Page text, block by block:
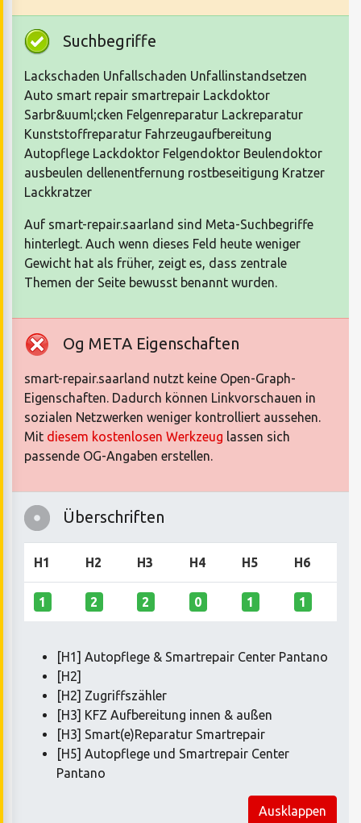
Suchbegriffe
Lackschaden Unfallschaden Unfallinstandsetzen
Auto smart repair smartrepair Lackdoktor
Sarbr&uuml;cken Felgenreparatur Lackreparatur
Kunststoffreparatur Fahrzeugaufbereitung
Autopflege Lackdoktor Felgendoktor Beulendoktor
ausbeulen dellenentfernung rostbeseitigung Kratzer
Lackkratzer
Auf smart-repair.saarland sind Meta-Suchbegriffe
hinterlegt. Auch wenn dieses Feld heute weniger
Gewicht hat als früher, zeigt es, dass zentrale
Themen der Seite bewusst benannt wurden.
Og META Eigenschaften
smart-repair.saarland nutzt keine Open-Graph-
Eigenschaften. Dadurch können Linkvorschauen in
sozialen Netzwerken weniger kontrolliert aussehen.
Mit diesem kostenlosen Werkzeug lassen sich
passende OG-Angaben erstellen.
Überschriften
H1 H2 H3 H4 H5 H6
1 2 2 0 1 1
[H1] Autopflege & Smartrepair Center Pantano
[H2]
[H2] Zugriffszähler
[H3] KFZ Aufbereitung innen & außen
[H3] Smart(e)Reparatur Smartrepair
[H5] Autopflege und Smartrepair Center
Pantano
Ausklappen